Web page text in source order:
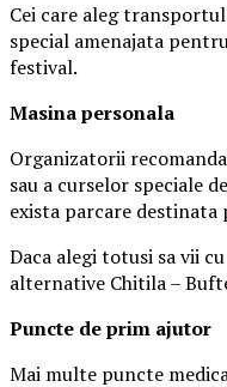
Cei care aleg
special amenajata
festival.
Masinapersonala
Organizatorii
sau a curselor speciale
exista parcare destinata
Daca alegi totusi sa vii
alternative Chitila –
Puncte de prim ajutor
Mai multe puncte